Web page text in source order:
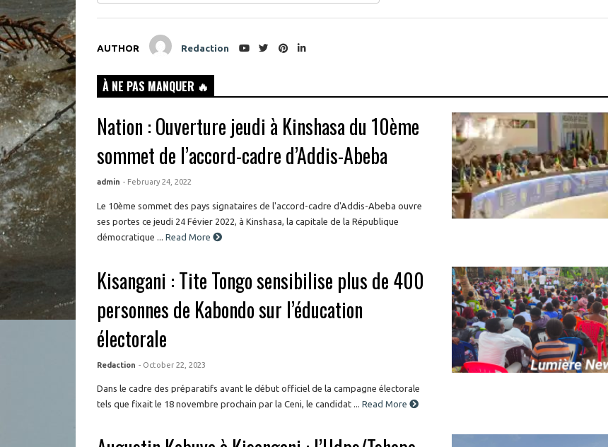
AUTHOR Redaction
À NE PAS MANQUER 🔥
Nation : Ouverture jeudi à Kinshasa du 10ème
sommet de l’accord-cadre d’Addis-Abeba
admin - February 24, 2022
Le 10ème sommet des pays signataires de l'accord-cadre d'Addis-Abeba ouvre
ses portes ce jeudi 24 Févier 2022, à Kinshasa, la capitale de la République
démocratique ...
Read More
Kisangani : Tite Tongo sensibilise plus de 400
personnes de Kabondo sur l’éducation
électorale
Redaction - October 22, 2023
Dans le cadre des préparatifs avant le début officiel de la campagne électorale
tels que fixait le 18 novembre prochain par la Ceni, le candidat ... Read More